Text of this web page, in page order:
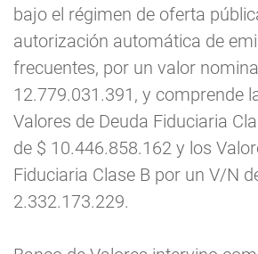
bajo el régimen de oferta
autorización automática de
frecuentes, por un valor
12.779.031.391, y comprende
Valores de Deuda Fiduciaria
de $ 10.446.858.162 y los
Fiduciaria Clase B por un V/N
2.332.173.229.